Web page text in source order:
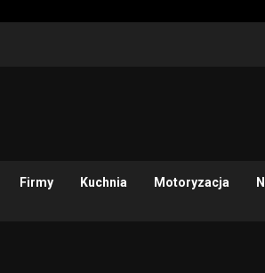
Firmy Kuchnia Motoryzacja